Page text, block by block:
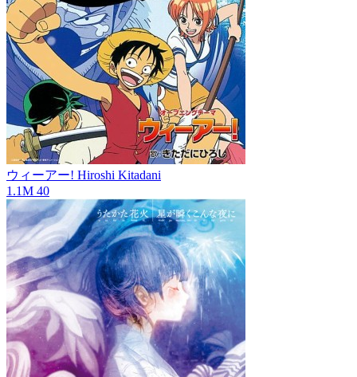
ウィーアー! Hiroshi Kitadani
1.1M 40